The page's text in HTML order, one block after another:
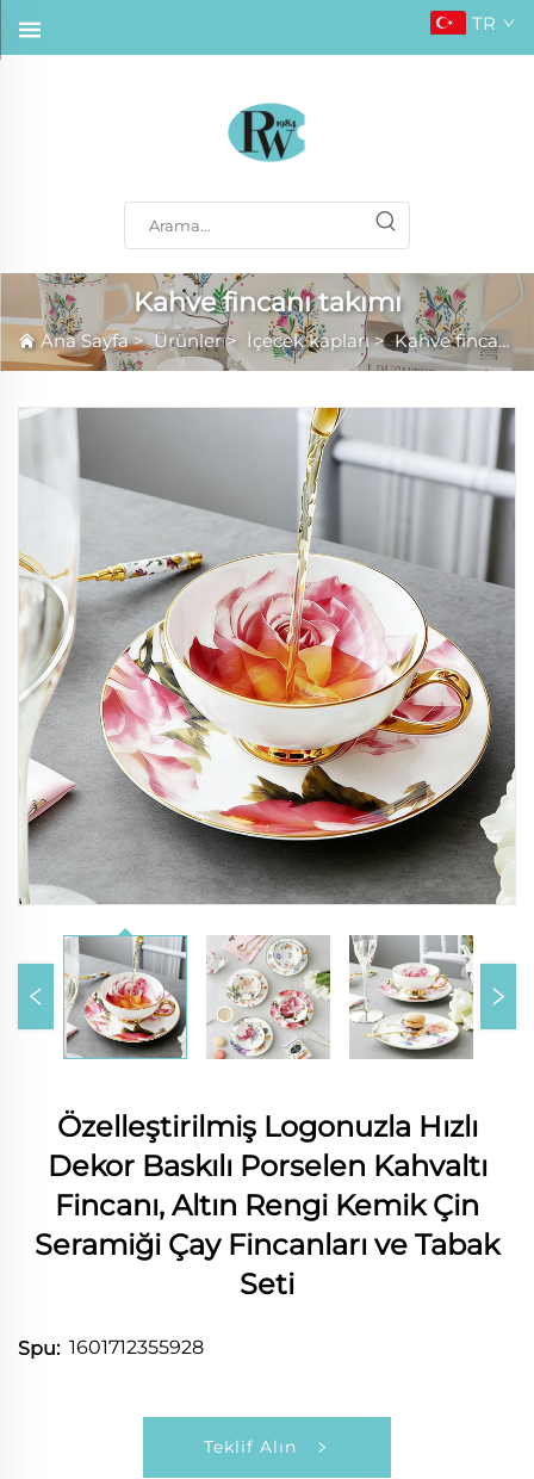
TR
Kahve fincanı takımı
Ana Sayfa>Ürünler> İçecek kapları>Kahve fincanı takımı
Özelleştirilmiş Logonuzla Hızlı
Dekor Baskılı Porselen Kahvaltı
Fincanı, Altın Rengi Kemik Çin
Seramiği Çay Fincanları ve Tabak
Seti
Spu: 1601712355928
Teklif Alın